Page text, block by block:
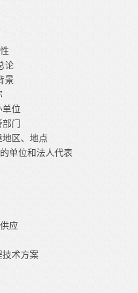
论
景
单位
门
区、地点
单位和法人代表
应
技术方案